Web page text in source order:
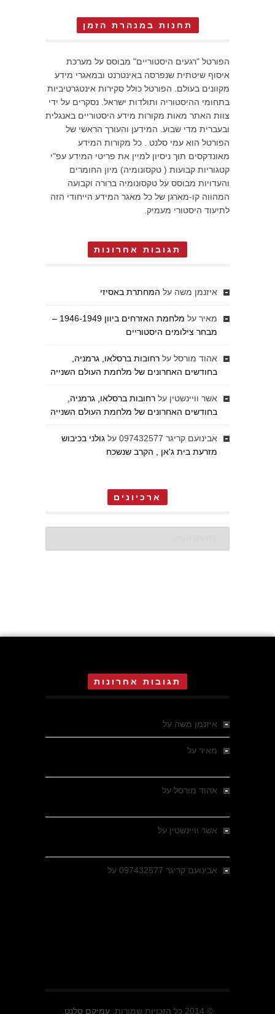
תחנות במנהרת הזמן
הפורטל "רגעים היסטוריים" מבוסס על מערכת
איסוף שיטתית שנפרסה באינטרנט ובמאגרי מידע
מקוונים בעולם. הפורטל כולל סקירות אינטגרטיביות
בתחומי ההיסטוריה ותולדות ישראל. נסקרים על ידי
צוות האתר מאות מקורות מידע היסטוריים באנגלית
ובעברית מדי שבוע. המידען והעורך הראשי של
הפורטל הוא עמי סלנט . כל מקורות המידע
מאונדקסים תוך ניסיון למיין את פריטי המידע עפ"י
קטגוריות קבועות ( טקסונומיה) מיון החומרים
והעדויות מבוסס על טקסונומיה ברורה וקבועה
המהווה קו-מארגן של כל מאגר המידע הייחודי הזה
לתיעוד היסטורי מעמיק.
תגובות אחרונות
איזנמן משה על המחתרת באסיזי
מאיר על
מלחמת האזרחים ביוון 1946-1949 –
מבחר צילומים היסטוריים
אהוד מורסל על רחובות ברסלאו, גרמניה,
בחודשים האחרונים של מלחמת העולם השנייה
אשר וויינשטין על רחובות ברסלאו, גרמניה,
בחודשים האחרונים של מלחמת העולם השנייה
אבינועם קריגר 097432577 על גולני בכיבוש
מזרעת בית ג'אן , הקרב שנשכח
ארכיונים
תגובות אחרונות
איזנמן משה על
מאיר על
אהוד מורסל על
אשר וויינשטין על
אבינועם קריגר 097432577 על
© 2014 כל הזכויות שמורות. עמיקם סלנט.